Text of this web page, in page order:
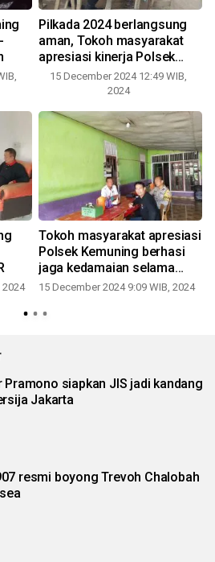
Pilkada 2024 berlangsung
aman, Tokoh masyarakat
apresiasi kinerja Polsek
Kemuning
15 December 2024 12:49 WIB,
2024
2024
Tokoh masyarakat apresiasi
Polsek Kemuning berhasi
jaga kedamaian selama
pilkada
15 December 2024 9:09 WIB, 2024
Pramono siapkan JIS jadi kandang
Jakarta
resmi boyong Trevoh Chalobah